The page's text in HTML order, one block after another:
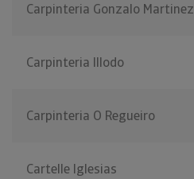
Carpinteria Gonzalo Martinez
Carpinteria Illodo
Carpinteria O Regueiro
Cartelle Iglesias